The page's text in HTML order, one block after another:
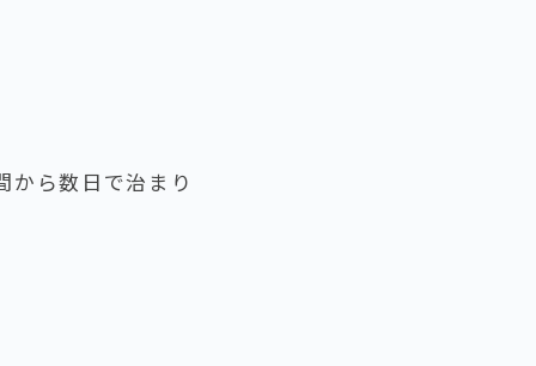
から数日で治まり